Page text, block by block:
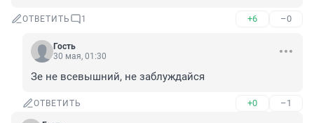
ОТВЕТИТЬ 1 +6 –0
Гость
30 мая, 01:30
Зе не всевышний, не заблуждайся
ОТВЕТИТЬ +0 –1